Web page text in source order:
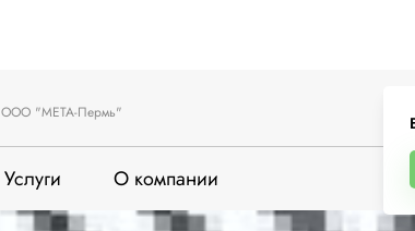
ООО "МЕТА-Пермь"
Услуги О компании